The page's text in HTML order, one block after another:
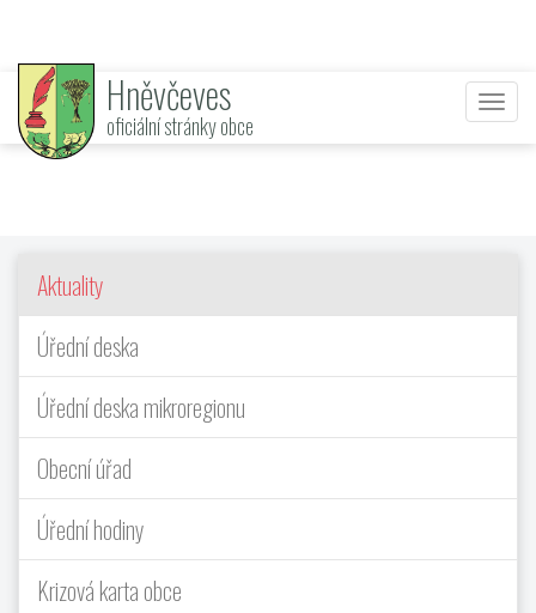
Hněvčeves
oficiální stránky obce
Aktuality
Úřední deska
Úřední deska mikroregionu
Obecní úřad
Úřední hodiny
Krizová karta obce